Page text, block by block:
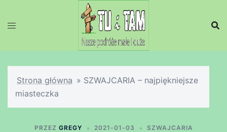
Strona główna » SZWAJCARIA – najpiękniejsze
miasteczka
PRZEZ GREGY 2021-01-03 SZWAJCARIA